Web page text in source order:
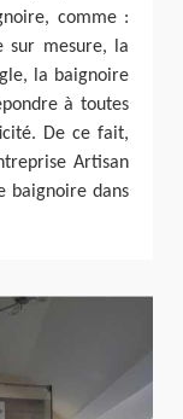
comme :
sur mesure, la
la baignoire
à toutes
De ce fait,
Artisan
baignoire dans